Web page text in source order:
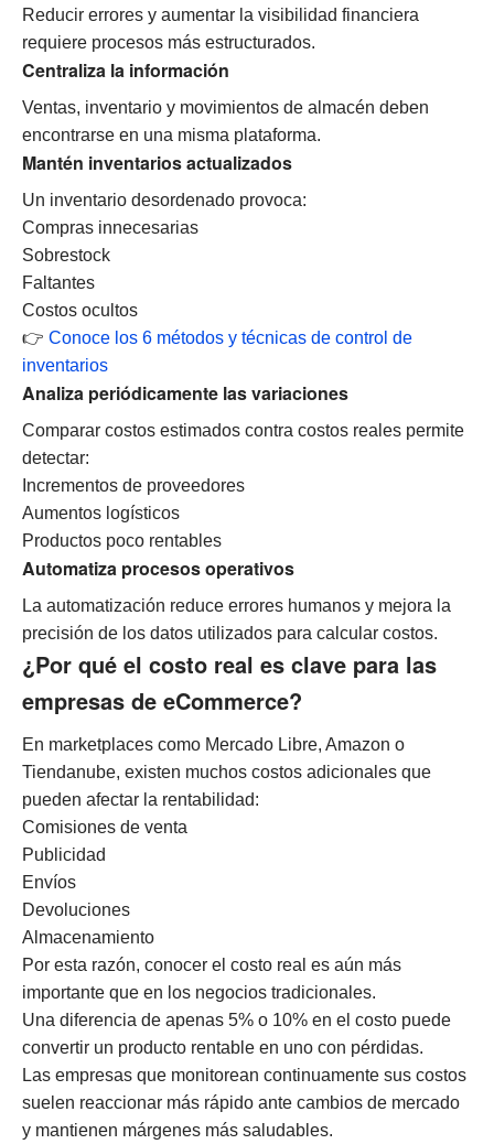
Reducir errores y aumentar la visibilidad financiera
requiere procesos más estructurados.
Centraliza la información
Ventas, inventario y movimientos de almacén deben
encontrarse en una misma plataforma.
Mantén inventarios actualizados
Un inventario desordenado provoca:
Compras innecesarias
Sobrestock
Faltantes
Costos ocultos
👉 Conoce los 6 métodos y técnicas de control de
inventarios
Analiza periódicamente las variaciones
Comparar costos estimados contra costos reales permite
detectar:
Incrementos de proveedores
Aumentos logísticos
Productos poco rentables
Automatiza procesos operativos
La automatización reduce errores humanos y mejora la
precisión de los datos utilizados para calcular costos.
¿Por qué el costo real es clave para las
empresas de eCommerce?
En marketplaces como Mercado Libre, Amazon o
Tiendanube, existen muchos costos adicionales que
pueden afectar la rentabilidad:
Comisiones de venta
Publicidad
Envíos
Devoluciones
Almacenamiento
Por esta razón, conocer el costo real es aún más
importante que en los negocios tradicionales.
Una diferencia de apenas 5% o 10% en el costo puede
convertir un producto rentable en uno con pérdidas.
Las empresas que monitorean continuamente sus costos
suelen reaccionar más rápido ante cambios de mercado
y mantienen márgenes más saludables.